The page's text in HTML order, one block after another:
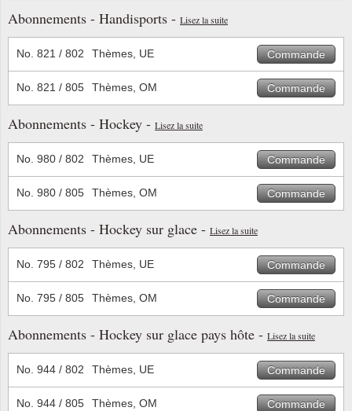
Abonnements - Handisports - Lisez la suite
No. 821 / 802 Thèmes, UE Commande
No. 821 / 805 Thèmes, OM Commande
Abonnements - Hockey - Lisez la suite
No. 980 / 802 Thèmes, UE Commande
No. 980 / 805 Thèmes, OM Commande
Abonnements - Hockey sur glace - Lisez la suite
No. 795 / 802 Thèmes, UE Commande
No. 795 / 805 Thèmes, OM Commande
Abonnements - Hockey sur glace pays hôte - Lisez la suite
No. 944 / 802 Thèmes, UE Commande
No. 944 / 805 Thèmes, OM Commande